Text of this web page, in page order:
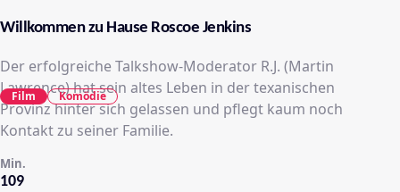
Willkommen zu Hause Roscoe Jenkins
Der erfolgreiche Talkshow-Moderator R.J. (Martin
Lawrence) hat sein altes Leben in der texanischen
Provinz hinter sich gelassen und pflegt kaum noch
Kontakt zu seiner Familie.
109
Min.
Film Komödie